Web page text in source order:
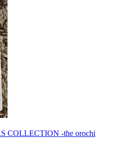
COLLECTION -the orochi